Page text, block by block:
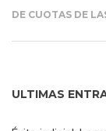
DE CUOTAS DE
ULTIMAS